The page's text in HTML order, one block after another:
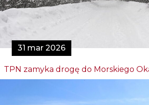
31 mar 2026
TPN zamyka drogę do Morskiego